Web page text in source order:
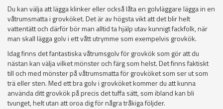
Du kan välja att lägga klinker eller också låta en golvläggare lägga in en
våtrumsmatta i grovköket. Det är av högsta vikt att det blir helt
vattentätt och därför bör man alltid ta hjälp utav kunnigt fackfolk, när
man skall lägga golv i ett vått utrymme som exempelvis grovkök.
Idag finns det fantastiska våtrumsgolv för grovkök som gör att du
nästan kan välja vilket mönster och färg som helst. Det finns faktiskt
till och med mönster på våtrumsmatta för grovköket som ser ut som
trä eller sten. Med ett bra golv i grovköket kommer du att kunna
använda ditt grovkök på precis det tuffa sätt, som ibland kan bli
tvunget, helt utan att oroa dig för några tråkiga följder.